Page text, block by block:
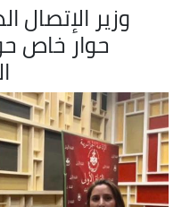
وزير
حوار خاص
Image